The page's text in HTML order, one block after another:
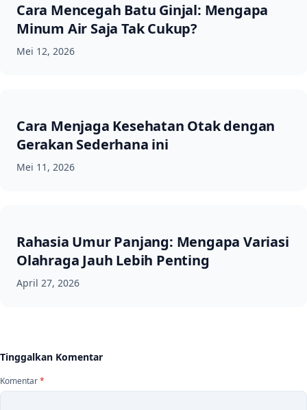
Cara Mencegah Batu Ginjal: Mengapa
Minum Air Saja Tak Cukup?
Mei 12, 2026
Cara Menjaga Kesehatan Otak dengan
Gerakan Sederhana ini
Mei 11, 2026
Rahasia Umur Panjang: Mengapa Variasi
Olahraga Jauh Lebih Penting
April 27, 2026
Tinggalkan Komentar
Komentar*